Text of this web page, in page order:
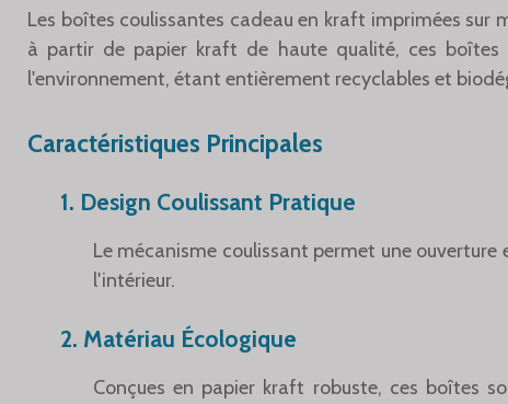
Les boîtes coulissantes cadeau en kraft imprimées sur
à partir de papier kraft de haute qualité, ces boîtes
l'environnement, étant entièrement recyclables et
Caractéristiques Principales
1. Design Coulissant Pratique
Le mécanisme coulissant permet une
l'intérieur.
2. Matériau Écologique
Conçues en papier kraft robuste, ces boîtes